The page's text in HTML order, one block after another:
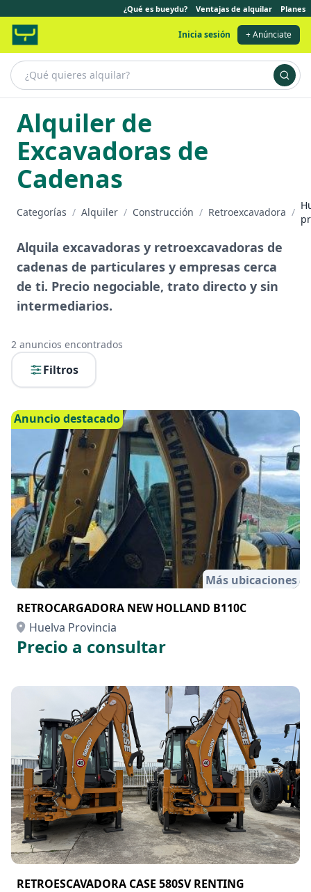
¿Qué es bueydu? Ventajas de alquilar Planes
Inicia sesión + Anúnciate
Alquiler de
Excavadoras de
Cadenas
Categorías / Alquiler / Construcción / Retroexcavadora /
Alquila excavadoras y retroexcavadoras de
cadenas de particulares y empresas cerca
de ti. Precio negociable, trato directo y sin
intermediarios.
2 anuncios encontrados
Filtros
Anuncio destacado
Más ubicaciones
RETROCARGADORA NEW HOLLAND B110C
Huelva Provincia
Precio a consultar
RETROESCAVADORA CASE 580SV RENTING